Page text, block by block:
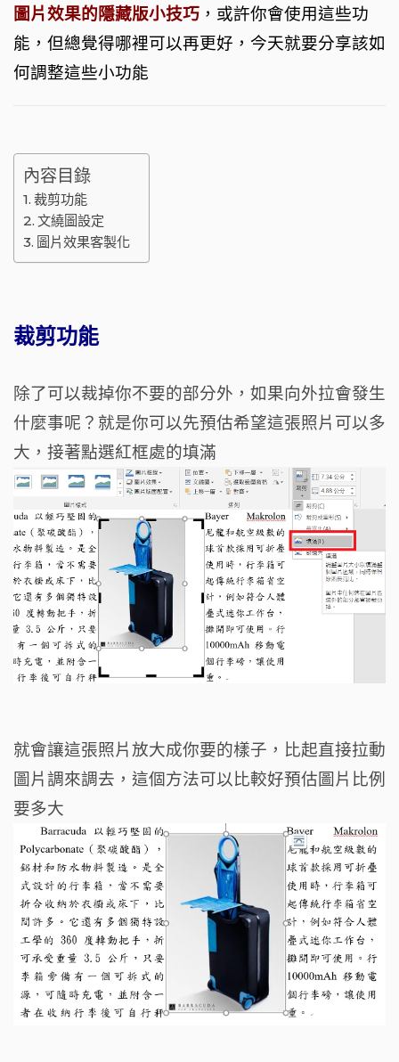
圖片效果的隱藏版小技巧 ，或許你會使用這些功
能，但總覺得哪裡可以再更好，今天就要分享該如
何調整這些小功能
內容目錄
裁剪功能
文繞圖設定
圖片效果客製化
裁剪功能
除了可以裁掉你不要的部分外，如果向外拉會發生
什麼事呢？就是你可以先預估希望這張照片可以多
大，接著點選紅框處的填滿
就會讓這張照片放大成你要的樣子，比起直接拉動
圖片調來調去，這個方法可以比較好預估圖片比例
要多大